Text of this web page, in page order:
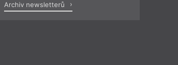
Archiv newsletterů